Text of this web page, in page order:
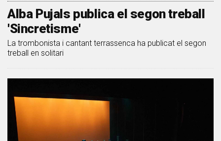
Alba Pujals publica el segon treball
'Sincretisme'
La trombonista i cantant terrassenca ha publicat el segon
treball en solitari